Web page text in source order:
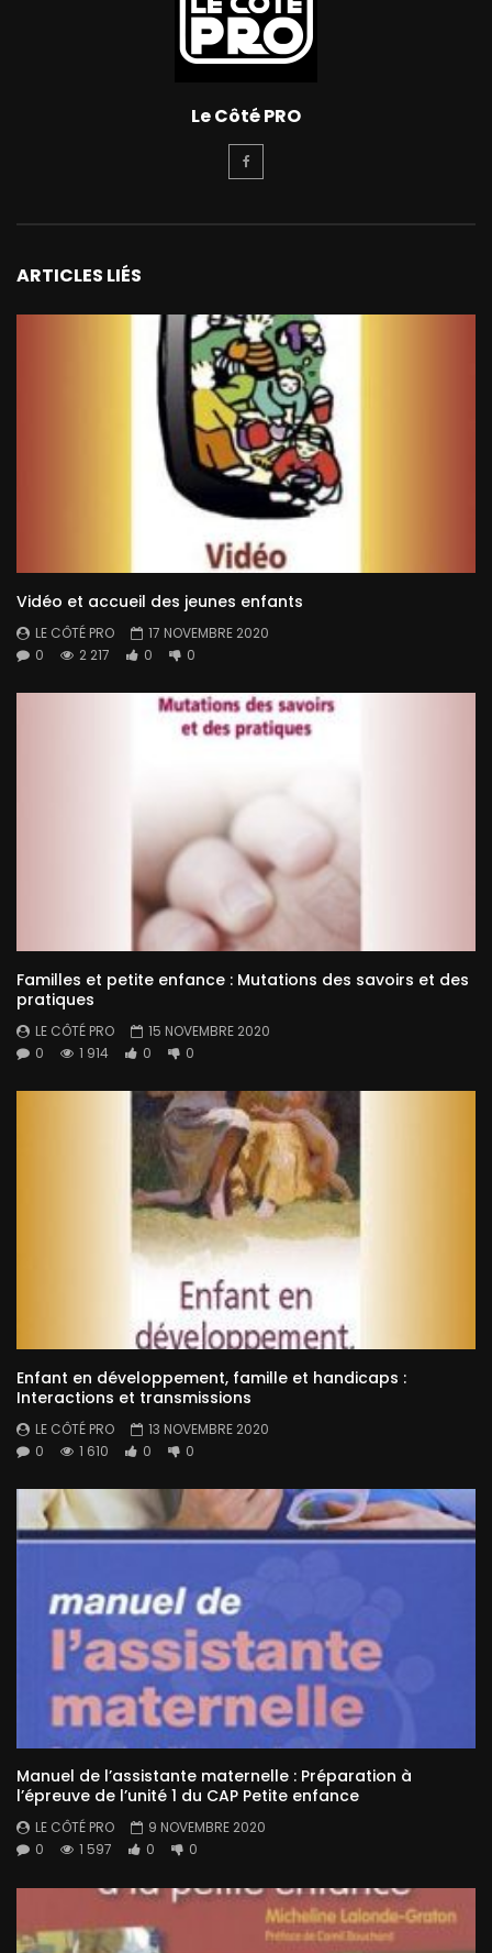
Le Côté PRO
ARTICLES LIÉS
Vidéo et accueil des jeunes enfants
LE CÔTÉ PRO
17 NOVEMBRE 2020
0
2 217 0 0
Familles et petite enfance : Mutations des savoirs et des
pratiques
LE CÔTÉ PRO
15 NOVEMBRE 2020
0
1 914 0 0
Enfant en développement, famille et handicaps :
Interactions et transmissions
LE CÔTÉ PRO
13 NOVEMBRE 2020
0
1 610 0 0
Manuel de l’assistante maternelle : Préparation à
l’épreuve de l’unité 1 du CAP Petite enfance
LE CÔTÉ PRO
9 NOVEMBRE 2020
0
1 597 0 0